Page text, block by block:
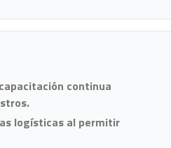
continua
logísticas al permitir